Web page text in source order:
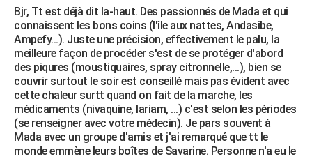
Bjr, Tt est déjà dit la-haut. Des passionnés de Mada et qui
connaissent les bons coins (l'île aux nattes, Andasibe,
Ampefy...). Juste une précision, effectivement le palu, la
meilleure façon de procéder s'est de se protéger d'abord
des piqures (moustiquaires, spray citronnelle,...), bien se
couvrir surtout le soir est conseillé mais pas évident avec
cette chaleur surtt quand on fait de la marche, les
médicaments (nivaquine, lariam, ...) c'est selon les périodes
(se renseigner avec votre médecin). Je pars souvent à
Mada avec un groupe d'amis et j'ai remarqué que tt le
monde emmène leurs boîtes de Savarine. Personne n'a eu le